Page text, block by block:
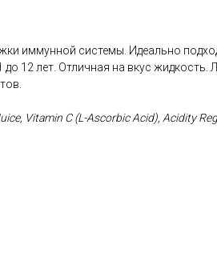
иммунной системы. Идеально
12 лет. Отличная на вкус жидкость.
Vitamin C (L-Ascorbic Acid), Acidity